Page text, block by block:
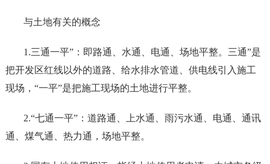
与土地有关的概念
1.三通一平”：即路通、水通、电通、场地平整。三通”是
把开发区红线以外的道路、给水排水管道、供电线引入施工
现场，“一平”是把施工现场的土地进行平整。
2.“七通一平”：道路通、上水通、雨污水通、电通、通讯
通、煤气通、热力通，场地平整。